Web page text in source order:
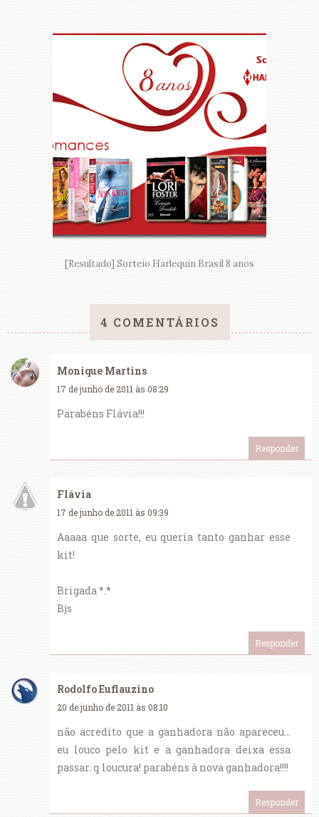
[Resultado] Sorteio Harlequin Brasil 8 anos
4 COMENTÁRIOS
Monique Martins
17 de junho de 2011 às 08:29
Parabéns Flávia!!!
Responder
Flávia
17 de junho de 2011 às 09:39
Aaaaa que sorte, eu queria tanto ganhar esse
kit!
Brigada *.*
Bjs
Responder
Rodolfo Euflauzino
20 de junho de 2011 às 08:10
não acredito que a ganhadora não apareceu...
eu louco pelo kit e a ganhadora deixa essa
passar. q loucura! parabéns à nova ganhadora!!!!
Responder